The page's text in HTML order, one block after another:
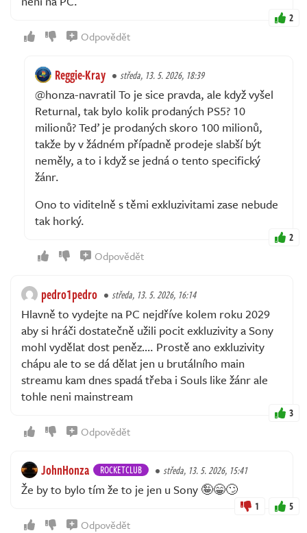
2
Odpovědět
Reggie-Kray středa, 13. 5. 2026, 18:39
@honza-navratil To je sice pravda, ale když vyšel
Returnal, tak bylo kolik prodaných PS5? 10
milionů? Teď je prodaných skoro 100 milionů,
takže by v žádném případně prodeje slabší být
neměly, a to i když se jedná o tento specifický
žánr.
Ono to viditelně s těmi exkluzivitami zase nebude
tak horký.
2
Odpovědět
pedro1pedro středa, 13. 5. 2026, 16:14
Hlavně to vydejte na PC nejdříve kolem roku 2029
aby si hráči dostatečně užili pocit exkluzivity a Sony
mohl vydělat dost peněz…. Prostě ano exkluzivity
chápu ale to se dá dělat jen u brutálního main
streamu kam dnes spadá třeba i Souls like žánr ale
tohle neni mainstream
3
Odpovědět
JohnHonza ROCKETCLUB středa, 13. 5. 2026, 15:41
Že by to bylo tím že to je jen u Sony 🤪😁🙄
1 5
Odpovědět